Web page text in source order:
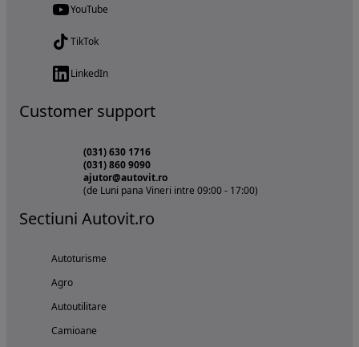
YouTube
TikTok
LinkedIn
Customer support
(031) 630 1716
(031) 860 9090
ajutor@autovit.ro
(de Luni pana Vineri intre 09:00 - 17:00)
Sectiuni Autovit.ro
Autoturisme
Agro
Autoutilitare
Camioane